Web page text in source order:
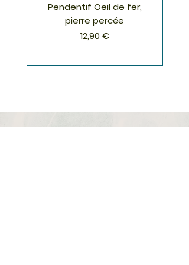
Pendentif Oeil de fer,
pierre percée
Prix
12,90 €
S'inscrire à la Newsletter